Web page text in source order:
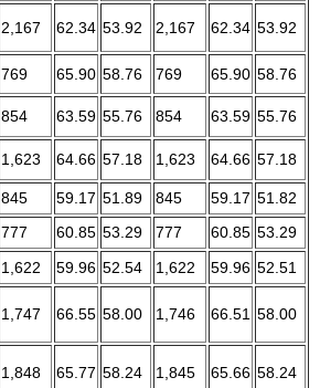
2,167 62.34 53.92 2,167 62.34 53.92
769 65.90 58.76 769 65.90 58.76
854 63.59 55.76 854 63.59 55.76
1,623 64.66 57.18 1,623 64.66 57.18
845 59.17 51.89 845 59.17 51.82
777 60.85 53.29 777 60.85 53.29
1,622 59.96 52.54 1,622 59.96 52.51
1,747 66.55 58.00 1,746 66.51 58.00
1,848 65.77 58.24 1,845 65.66 58.24